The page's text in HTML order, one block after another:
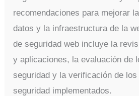
recomendaciones para mejorar
datos y la infraestructura de la
de seguridad web incluye la
y aplicaciones, la evaluación de
seguridad y la verificación de
seguridad implementados.